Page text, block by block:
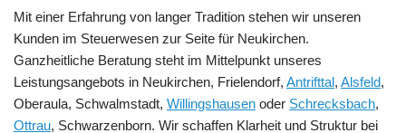
Mit einer Erfahrung von langer Tradition stehen wir unseren
Kunden im Steuerwesen zur Seite für Neukirchen.
Ganzheitliche Beratung steht im Mittelpunkt unseres
Leistungsangebots in Neukirchen, Frielendorf, Antrifttal, Alsfeld,
Oberaula, Schwalmstadt, Willingshausen oder Schrecksbach,
Ottrau, Schwarzenborn. Wir schaffen Klarheit und Struktur bei